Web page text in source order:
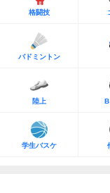
格闘技
バドミントン
陸上
学生バスケ